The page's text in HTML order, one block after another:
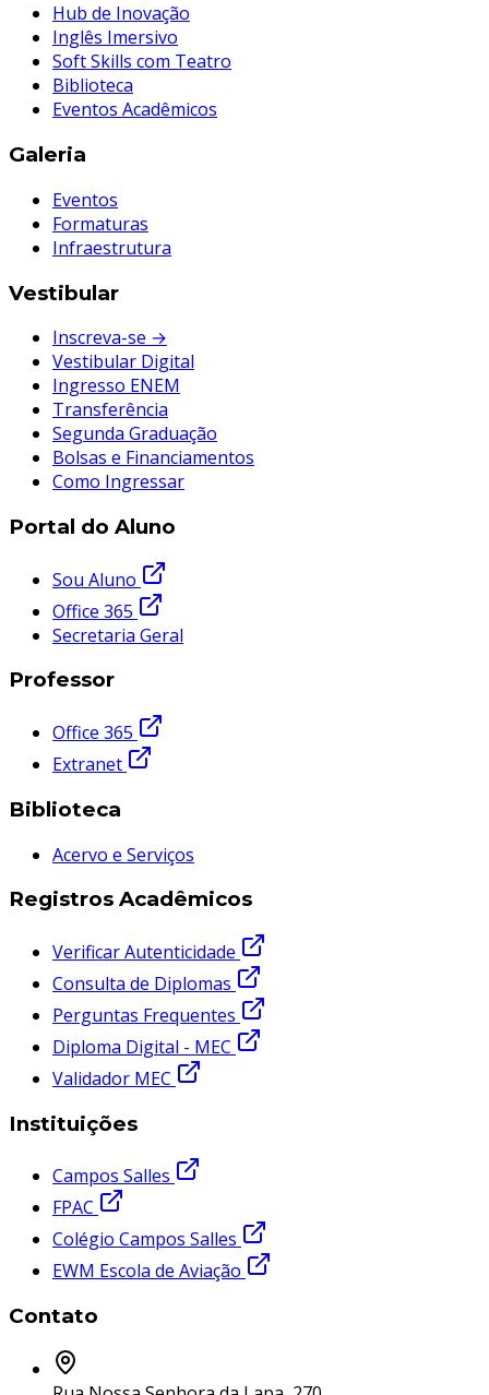
Hub de Inovação
Inglês Imersivo
Soft Skills com Teatro
Biblioteca
Eventos Acadêmicos
Galeria
Eventos
Formaturas
Infraestrutura
Vestibular
Inscreva-se →
Vestibular Digital
Ingresso ENEM
Transferência
Segunda Graduação
Bolsas e Financiamentos
Como Ingressar
Portal do Aluno
Sou Aluno
Office 365
Secretaria Geral
Professor
Office 365
Extranet
Biblioteca
Acervo e Serviços
Registros Acadêmicos
Verificar Autenticidade
Consulta de Diplomas
Perguntas Frequentes
Diploma Digital - MEC
Validador MEC
Instituições
Campos Salles
FPAC
Colégio Campos Salles
EWM Escola de Aviação
Contato